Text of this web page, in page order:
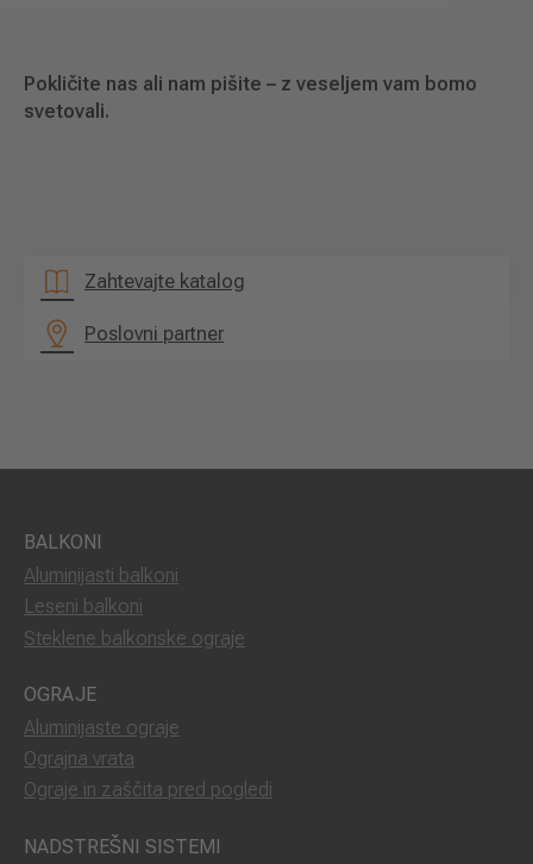
Pokličite nas ali nam pišite – z veseljem vam bomo
svetovali.
Zahtevajte katalog
Poslovni partner
BALKONI
Aluminijasti balkoni
Leseni balkoni
Steklene balkonske ograje
OGRAJE
Aluminijaste ograje
Ograjna vrata
Ograje in zaščita pred pogledi
NADSTREŠNI SISTEMI